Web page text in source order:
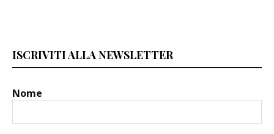
ISCRIVITI ALLA NEWSLETTER
Nome